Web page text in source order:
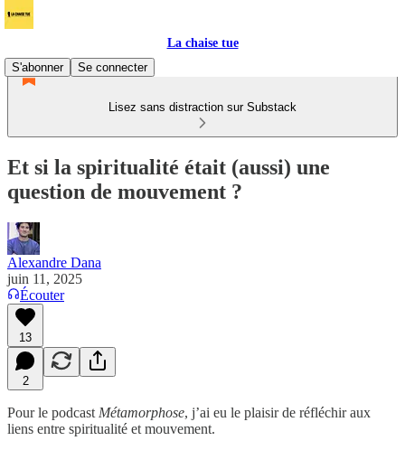
La chaise tue
S'abonner
Se connecter
Lisez sans distraction sur Substack
Et si la spiritualité était (aussi) une
question de mouvement ?
Alexandre Dana
juin 11, 2025
Écouter
13
2
Pour le podcast Métamorphose, j’ai eu le plaisir de réfléchir aux
liens entre spiritualité et mouvement.